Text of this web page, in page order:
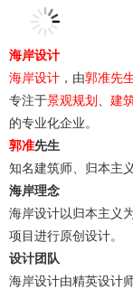
海岸设计
海岸设计 ，由郭准先
专注于景观规划 、 建
的专业化企业。
郭准先生
知名建筑师、归本主
海岸理念
海岸设计以归本主义
项目进行原创设计。
设计团队
海岸设计由精英设计